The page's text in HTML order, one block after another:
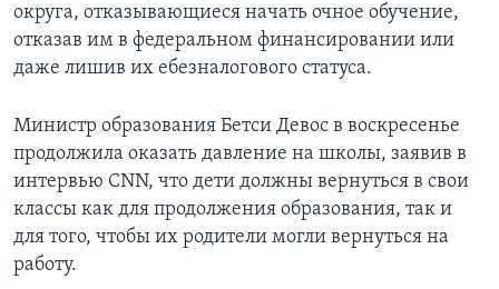
округа, отказывающиеся начать очное обучение,
отказав им в федеральном финансировании или
даже лишив их ебезналогового статуса.
Министр образования Бетси Девос в воскресенье
продолжила оказать давление на школы, заявив в
интервью CNN, что дети должны вернуться в свои
классы как для продолжения образования, так и
для того, чтобы их родители могли вернуться на
работу.